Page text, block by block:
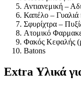
Αντιανεμική –
Καπέλο – Γυαλιά
Σφυρίχτρα –
Ατομικό
Φακός Κεφαλής
Batons
Extra Υλικά